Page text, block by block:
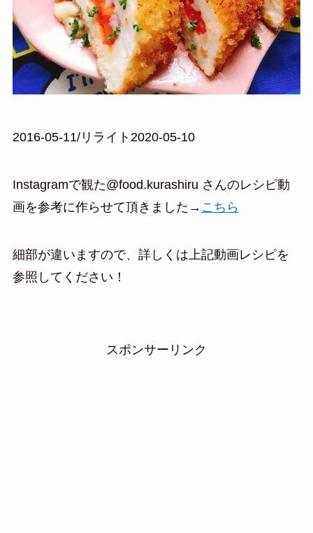
2016-05-11/リライト2020-05-10
Instagramで観た@food.kurashiru さんのレシピ動
画を参考に作らせて頂きました→ こちら
細部が違いますので、詳しくは上記動画レシピを
参照してください！
スポンサーリンク